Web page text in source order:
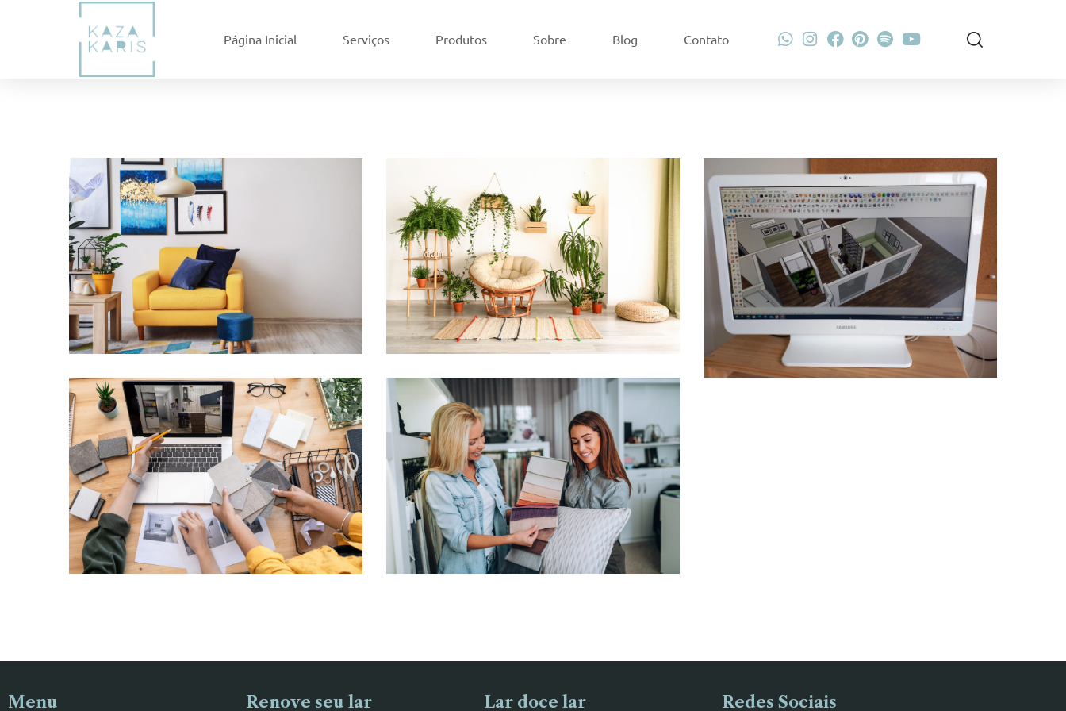
Página Inicial Serviços Produtos Sobre Blog Contato
RENOVE SEU LAR
Consultoria décor
RENOVE SEU LAR
Consultoria verde RENOVE SEU LAR
Projeto Completo
RENOVE SEU LAR
Mãos a obra
RENOVE SEU LAR
Compra acompanhada
Menu Renove seu lar Lar doce lar Redes Sociais